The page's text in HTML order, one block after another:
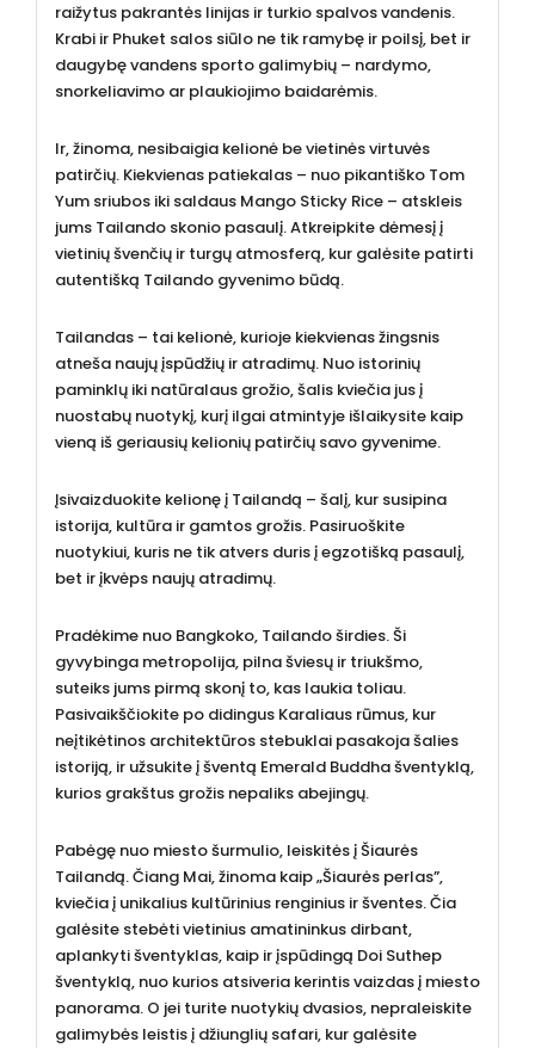
raižytus pakrantės linijas ir turkio spalvos vandenis.
Krabi ir Phuket salos siūlo ne tik ramybę ir poilsį, bet ir
daugybę vandens sporto galimybių – nardymo,
snorkeliavimo ar plaukiojimo baidarėmis.
Ir, žinoma, nesibaigia kelionė be vietinės virtuvės
patirčių. Kiekvienas patiekalas – nuo pikantiško Tom
Yum sriubos iki saldaus Mango Sticky Rice – atskleis
jums Tailando skonio pasaulį. Atkreipkite dėmesį į
vietinių švenčių ir turgų atmosferą, kur galėsite patirti
autentišką Tailando gyvenimo būdą.
Tailandas – tai kelionė, kurioje kiekvienas žingsnis
atneša naujų įspūdžių ir atradimų. Nuo istorinių
paminklų iki natūralaus grožio, šalis kviečia jus į
nuostabų nuotykį, kurį ilgai atmintyje išlaikysite kaip
vieną iš geriausių kelionių patirčių savo gyvenime.
Įsivaizduokite kelionę į Tailandą – šalį, kur susipina
istorija, kultūra ir gamtos grožis. Pasiruoškite
nuotykiui, kuris ne tik atvers duris į egzotišką pasaulį,
bet ir įkvėps naujų atradimų.
Pradėkime nuo Bangkoko, Tailando širdies. Ši
gyvybinga metropolija, pilna šviesų ir triukšmo,
suteiks jums pirmą skonį to, kas laukia toliau.
Pasivaikščiokite po didingus Karaliaus rūmus, kur
neįtikėtinos architektūros stebuklai pasakoja šalies
istoriją, ir užsukite į šventą Emerald Buddha šventyklą,
kurios grakštus grožis nepaliks abejingų.
Pabėgę nuo miesto šurmulio, leiskitės į Šiaurės
Tailandą. Čiang Mai, žinoma kaip „Šiaurės perlas”,
kviečia į unikalius kultūrinius renginius ir šventes. Čia
galėsite stebėti vietinius amatininkus dirbant,
aplankyti šventyklas, kaip ir įspūdingą Doi Suthep
šventyklą, nuo kurios atsiveria kerintis vaizdas į miesto
panorama. O jei turite nuotykių dvasios, nepraleiskite
galimybės leistis į džiunglių safari, kur galėsite